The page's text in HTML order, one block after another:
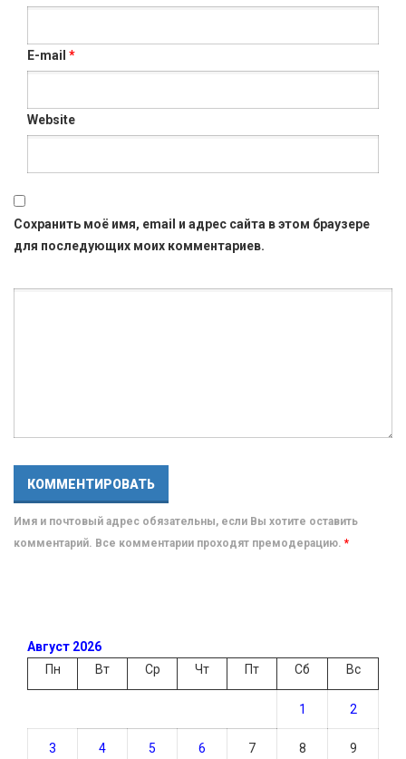
E-mail *
Website
Сохранить моё имя, email и адрес сайта в этом браузере
для последующих моих комментариев.
Имя и почтовый адрес обязательны, если Вы хотите оставить
комментарий. Все комментарии проходят премодерацию. *
Август 2026
Пн
Вт Ср Чт Пт Сб Вс
1 2
3 4 5 6 7 8 9